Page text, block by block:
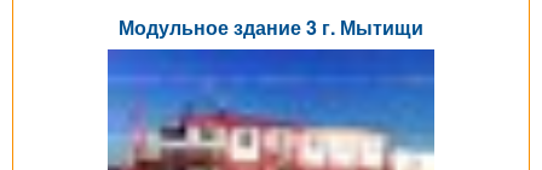
Модульное здание 3 г. Мытищи